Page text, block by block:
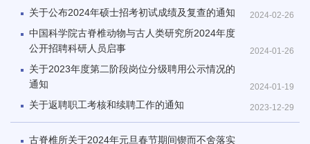
2024-02-26
关于公布2024年硕士招考初试成绩及复查的通知
2024-01-26
中国科学院古脊椎动物与古人类研究所2024年度
公开招聘科研人员启事
2024-01-19
关于2023年度第二阶段岗位分级聘用公示情况的
通知
2023-12-29
关于返聘职工考核和续聘工作的通知
古脊椎所关于2024年元旦春节期间锲而不舍落实